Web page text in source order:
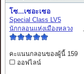
โซ...เซอะเซอ
Special Class LV5
นักกลอนแห่งเมืองหลวง
คะแนนกลอนของผู้นี้ 159
ออฟไลน์